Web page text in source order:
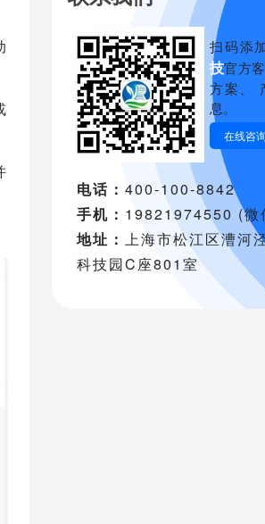
扫码添
技官方
方案、
息。
在线咨询
电话：400-100-8842
手机： 19821974550 (微
地址：上海市松江区漕河
科技园C座801室